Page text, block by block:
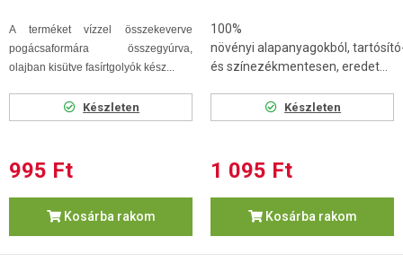
A terméket vízzel összekeverve
pogácsaformára összegyúrva,
olajban kisütve fasírtgolyók kész...
Készleten
995 Ft
Kosárba rakom
100%
növényi alapanyagokból,
és színezékmentesen, eredet...
Készleten
1 095 Ft
Kosárba rakom